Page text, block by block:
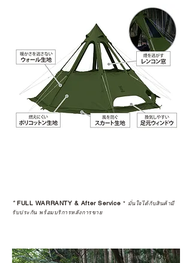
*FULL WARRANTY & After Service * มั่นใจได้กับสินค้ามี
รับประกัน พร้อมบริการหลังการขาย